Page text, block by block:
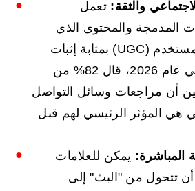
والثقة: تعمل
والمحتوى الذي
ينشئه المستخدم (UGC) بمثابة إثبات
فوري. في عام 2026، قال 82% من
مراجعات وسائل التواصل
المؤثر الرئيسي لهم قبل
يمكن للعلامات
من "البث" إلى